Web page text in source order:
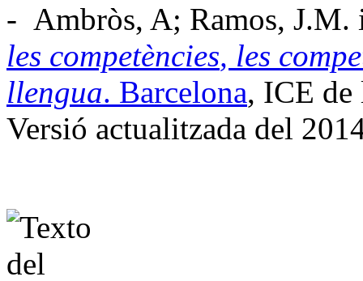
- Ambròs, A; Ramos,
les competències, les
llengua. Barcelona, ICE
Versió actualitzada del